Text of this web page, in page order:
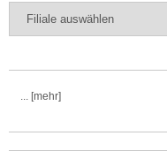
... [mehr]